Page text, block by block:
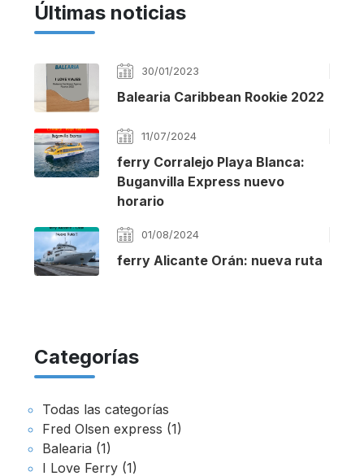
Últimas noticias
30/01/2023
Balearia Caribbean Rookie 2022
11/07/2024
ferry Corralejo Playa Blanca:
Buganvilla Express nuevo
horario
01/08/2024
ferry Alicante Orán: nueva ruta
Categorías
Todas las categorías
Fred Olsen express (1)
Balearia (1)
I Love Ferry (1)